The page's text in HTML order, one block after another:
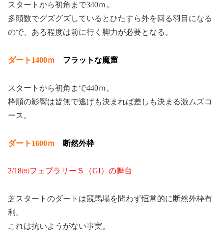
スタートから初角まで340ｍ。
多頭数でグズグズしているとひたすら外を回る羽目になる
ので、ある程度は前に行く脚力が必要となる。
ダート1400ｍ フラットな魔窟
スタートから初角まで440ｍ。
枠順の影響は皆無で逃げも決まれば差しも決まる激ムズコ
ース。
ダート1600ｍ 断然外枠
2/18㈰フェブラリーＳ（GI）の舞台
芝スタートのダートは競馬場を問わず恒常的に断然外枠有
利。
これは抗いようがない事実。